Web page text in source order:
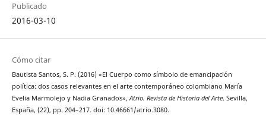
Publicado
2016-03-10
Cómo citar
Bautista Santos, S. P. (2016) «El Cuerpo como símbolo de emancipación
política: dos casos relevantes en el arte contemporáneo colombiano María
Evelia Marmolejo y Nadia Granados»,Atrio. Revista de Historia del Arte. Sevilla,
España, (22), pp. 204–217. doi: 10.46661/atrio.3080.